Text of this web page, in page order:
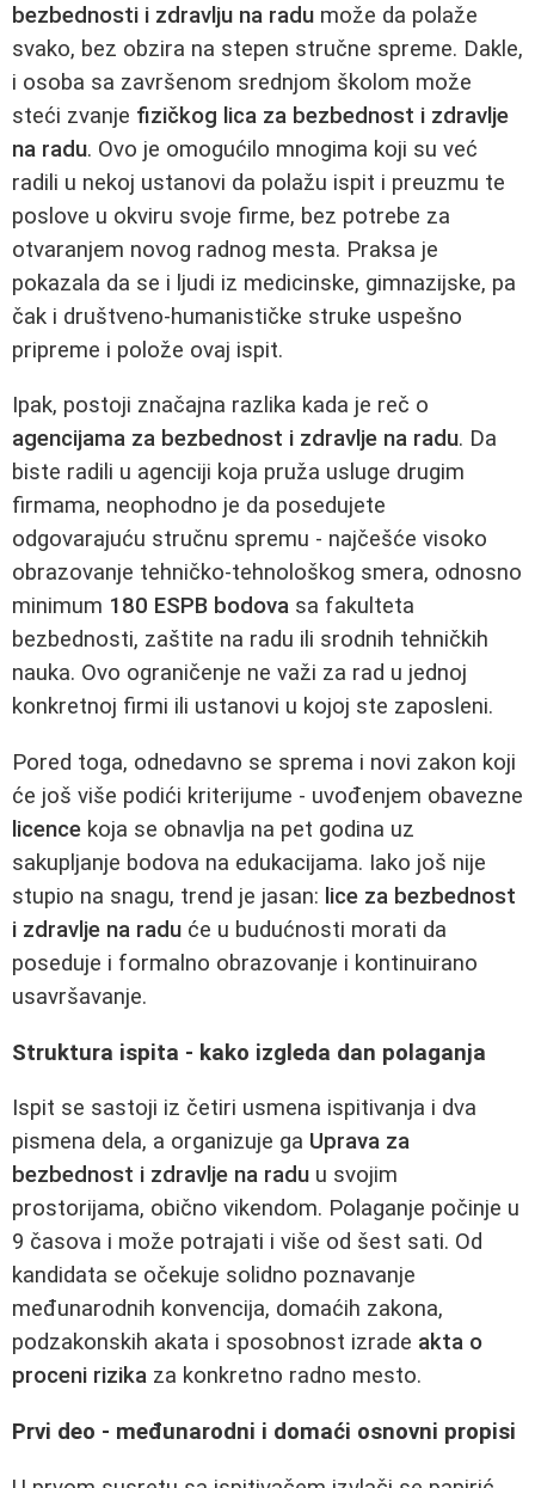
bezbednosti i zdravlju na radu može da polaže
svako, bez obzira na stepen stručne spreme. Dakle,
i osoba sa završenom srednjom školom može
steći zvanje fizičkog lica za bezbednost i zdravlje
na radu. Ovo je omogućilo mnogima koji su već
radili u nekoj ustanovi da polažu ispit i preuzmu te
poslove u okviru svoje firme, bez potrebe za
otvaranjem novog radnog mesta. Praksa je
pokazala da se i ljudi iz medicinske, gimnazijske, pa
čak i društveno‑humanističke struke uspešno
pripreme i polože ovaj ispit.
Ipak, postoji značajna razlika kada je reč o
agencijama za bezbednost i zdravlje na radu. Da
biste radili u agenciji koja pruža usluge drugim
firmama, neophodno je da posedujete
odgovarajuću stručnu spremu - najčešće visoko
obrazovanje tehničko‑tehnološkog smera, odnosno
minimum 180 ESPB bodova sa fakulteta
bezbednosti, zaštite na radu ili srodnih tehničkih
nauka. Ovo ograničenje ne važi za rad u jednoj
konkretnoj firmi ili ustanovi u kojoj ste zaposleni.
Pored toga, odnedavno se sprema i novi zakon koji
će još više podići kriterijume - uvođenjem obavezne
licence koja se obnavlja na pet godina uz
sakupljanje bodova na edukacijama. Iako još nije
stupio na snagu, trend je jasan: lice za bezbednost
i zdravlje na radu će u budućnosti morati da
poseduje i formalno obrazovanje i kontinuirano
usavršavanje.
Struktura ispita - kako izgleda dan polaganja
Ispit se sastoji iz četiri usmena ispitivanja i dva
pismena dela, a organizuje ga Uprava za
bezbednost i zdravlje na radu u svojim
prostorijama, obično vikendom. Polaganje počinje u
9 časova i može potrajati i više od šest sati. Od
kandidata se očekuje solidno poznavanje
međunarodnih konvencija, domaćih zakona,
podzakonskih akata i sposobnost izrade akta o
proceni rizika za konkretno radno mesto.
Prvi deo - međunarodni i domaći osnovni propisi